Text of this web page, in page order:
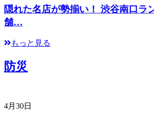
隠れた名店が勢揃い！ 渋谷南口ラ
舗…
もっと見る
防災
4月30日